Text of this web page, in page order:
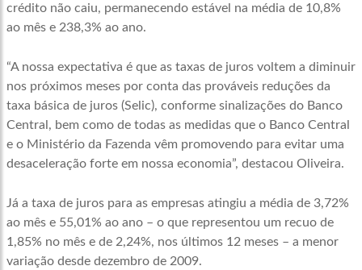
crédito não caiu, permanecendo estável na média de 10,8%
ao mês e 238,3% ao ano.
“A nossa expectativa é que as taxas de juros voltem a diminuir
nos próximos meses por conta das prováveis reduções da
taxa básica de juros (Selic), conforme sinalizações do Banco
Central, bem como de todas as medidas que o Banco Central
e o Ministério da Fazenda vêm promovendo para evitar uma
desaceleração forte em nossa economia”, destacou Oliveira.
Já a taxa de juros para as empresas atingiu a média de 3,72%
ao mês e 55,01% ao ano – o que representou um recuo de
1,85% no mês e de 2,24%, nos últimos 12 meses – a menor
variação desde dezembro de 2009.